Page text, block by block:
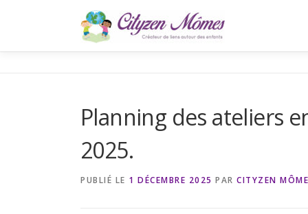
Planning des ateliers
2025.
PUBLIÉ LE 1 DÉCEMBRE 2025 PAR CITYZEN